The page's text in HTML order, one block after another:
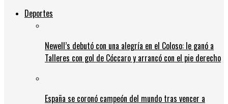
Deportes
Newell’s debutó con una alegría en el Coloso: le ganó a
Talleres con gol de Cóccaro y arrancó con el pie derecho
España se coronó campeón del mundo tras vencer a